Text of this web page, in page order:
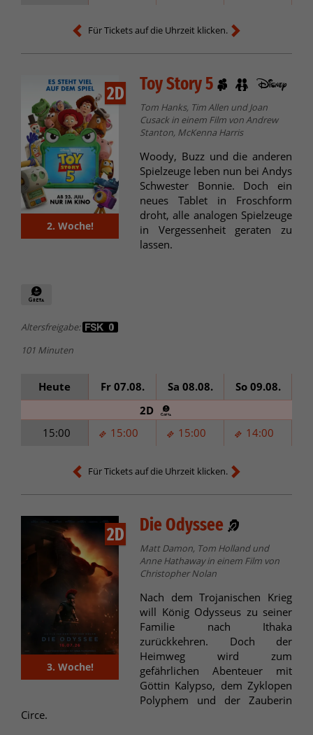
Für Tickets auf die Uhrzeit klicken.
2D
2. Woche!
Toy Story 5
Tom Hanks, Tim Allen und Joan
Cusack in einem Film von Andrew
Stanton, McKenna Harris
Woody, Buzz und die anderen
Spielzeuge leben nun bei Andys
Schwester Bonnie. Doch ein
neues Tablet in Froschform
droht, alle analogen Spielzeuge
in Vergessenheit geraten zu
lassen.
Altersfreigabe:
101 Minuten
Heute Fr 07.08. Sa 08.08. So 09.08.
15:00 15:00 15:00 14:00
2D
Für Tickets auf die Uhrzeit klicken.
2D
3. Woche!
Die Odyssee
Matt Damon, Tom Holland und
Anne Hathaway in einem Film von
Christopher Nolan
Nach dem Trojanischen Krieg
will König Odysseus zu seiner
Familie nach Ithaka
zurückkehren. Doch der
Heimweg wird zum
gefährlichen Abenteuer mit
Göttin Kalypso, dem Zyklopen
Polyphem und der Zauberin
Circe.